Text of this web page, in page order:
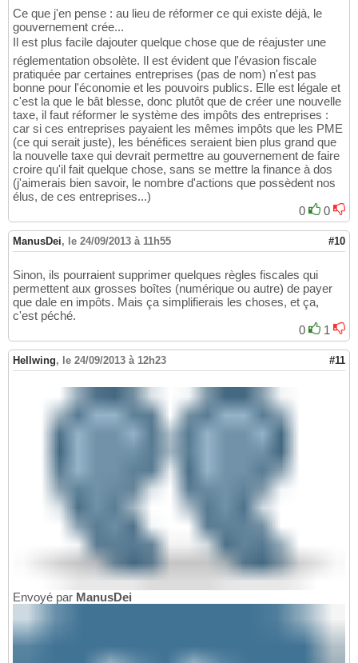
Ce que j'en pense : au lieu de réformer ce qui existe déjà, le
gouvernement crée...
Il est plus facile dajouter quelque chose que de réajuster une
réglementation obsolète. Il est évident que l'évasion fiscale
pratiquée par certaines entreprises (pas de nom) n'est pas
bonne pour l'économie et les pouvoirs publics. Elle est légale et
c'est la que le bât blesse, donc plutôt que de créer une nouvelle
taxe, il faut réformer le système des impôts des entreprises :
car si ces entreprises payaient les mêmes impôts que les PME
(ce qui serait juste), les bénéfices seraient bien plus grand que
la nouvelle taxe qui devrait permettre au gouvernement de faire
croire qu'il fait quelque chose, sans se mettre la finance à dos
(j'aimerais bien savoir, le nombre d'actions que possèdent nos
élus, de ces entreprises...)
0
0
ManusDei, le 24/09/2013 à 11h55 #10
Sinon, ils pourraient supprimer quelques règles fiscales qui
permettent aux grosses boîtes (numérique ou autre) de payer
que dale en impôts. Mais ça simplifierais les choses, et ça,
c'est péché.
0
1
Hellwing, le 24/09/2013 à 12h23 #11
Envoyé par ManusDei